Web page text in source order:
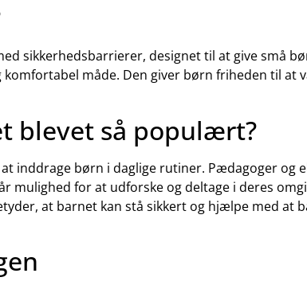
sikkerhedsbarrierer, designet til at give små
måde. Den giver børn friheden til at
blevet så populært?
inddrage børn i daglige rutiner. Pædagoger og
mulighed for at udforske og deltage i deres
at barnet kan stå sikkert og hjælpe med at